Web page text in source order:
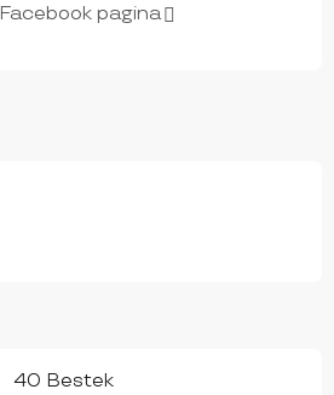
Facebook pagina
40 Bestek